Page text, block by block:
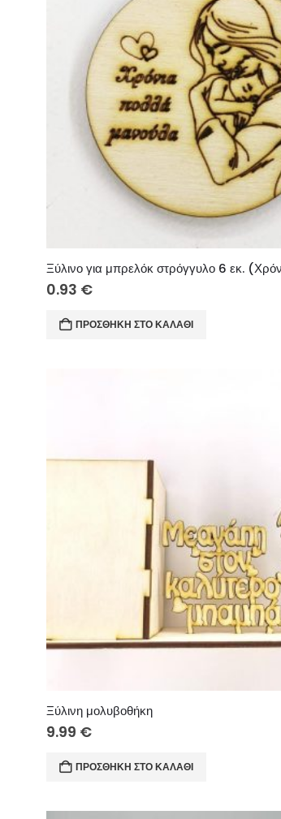
0.93 €
ΠΡΟΣΘΉΚΗ ΣΤΟ ΚΑΛΆΘΙ
Ξύλινη μολυβοθήκη
9.99 €
ΠΡΟΣΘΉΚΗ ΣΤΟ ΚΑΛΆΘΙ